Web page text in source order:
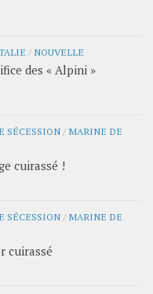
/ NOUVELLE
des « Alpini »
SÉCESSION / MARINE DE
cuirassé !
SÉCESSION / MARINE DE
cuirassé